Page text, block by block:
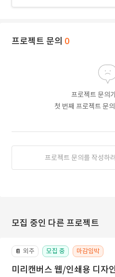
프로젝트 문의 0
프로젝트 문의
첫 번째 프로젝트 문
프로젝트 문의를 작성하
모집 중인 다른 프로젝트
📔 외주 모집 중 마감임박
미리캔버스 웹/인쇄용 디자